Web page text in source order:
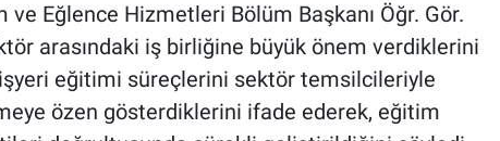
Eğlence Hizmetleri Bölüm Başkanı Öğr. Gör.
arasındaki iş birliğine büyük önem verdiklerini
eğitimi süreçlerini sektör temsilcileriyle
özen gösterdiklerini ifade ederek, eğitim